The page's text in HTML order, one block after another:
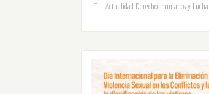
Actualidad Derechos humanos y